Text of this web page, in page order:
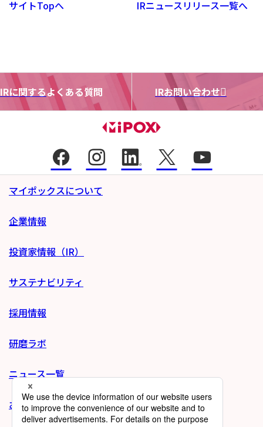
サイトTopへ
IRニュースリリース一覧へ
IRに関するよくある質問 IRお問い合わせ
マイポックスについて
企業情報
投資家情報（IR）
サステナビリティ
採用情報
研磨ラボ
ニュース一覧
お問い合わせ